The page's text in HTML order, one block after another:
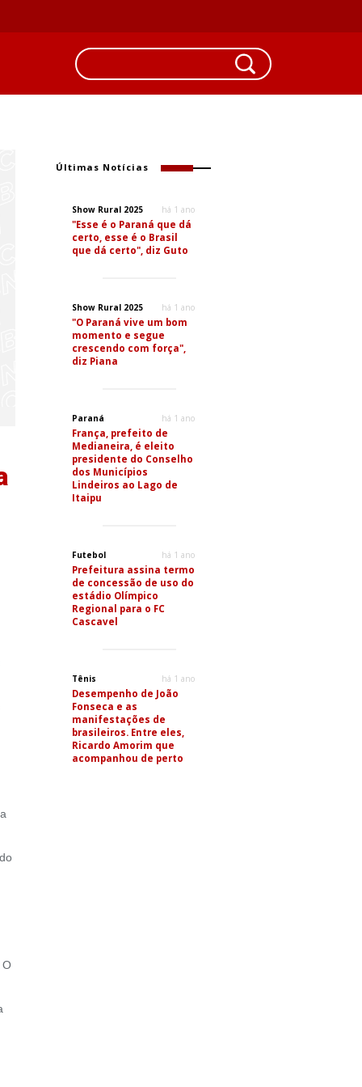
O
Últimas Notícias
Show Rural 2025 há 1 ano
"Esse é o Paraná que dá
certo, esse é o Brasil
que dá certo", diz Guto
Show Rural 2025 há 1 ano
"O Paraná vive um bom
momento e segue
crescendo com força",
diz Piana
Paraná há 1 ano
França, prefeito de
Medianeira, é eleito
presidente do Conselho
dos Municípios
Lindeiros ao Lago de
Itaipu
Futebol há 1 ano
Prefeitura assina termo
de concessão de uso do
estádio Olímpico
Regional para o FC
Cascavel
Tênis há 1 ano
Desempenho de João
Fonseca e as
manifestações de
brasileiros. Entre eles,
Ricardo Amorim que
acompanhou de perto